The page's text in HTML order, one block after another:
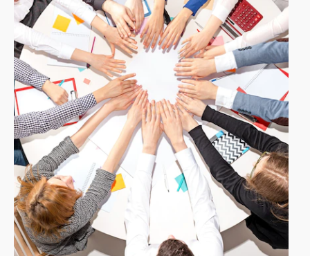
Convenios y
beneficios
para funcionarios/as UCT